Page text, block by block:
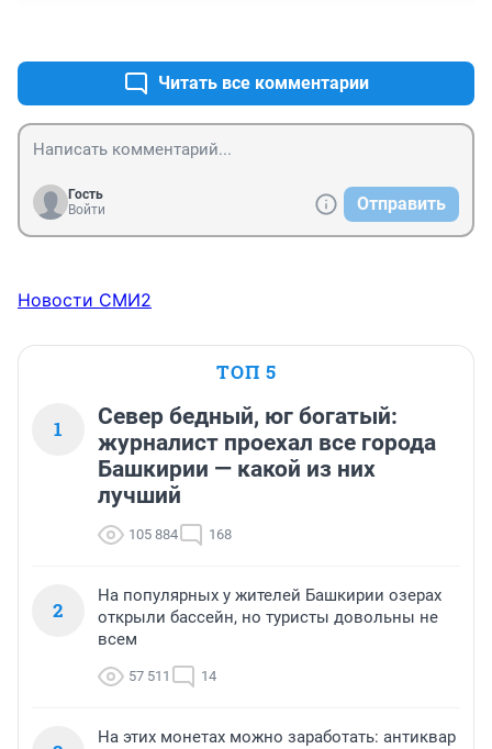
национальная особенность ?Читать все комментарии
Гость
Войти
Отправить
Новости СМИ2
ТОП 5
1
Север бедный, юг богатый:
журналист проехал все города
Башкирии — какой из них
лучший
105 884 168
2
На популярных у жителей Башкирии озерах
открыли бассейн, но туристы довольны не
всем
57 511 14
На этих монетах можно заработать: антиквар